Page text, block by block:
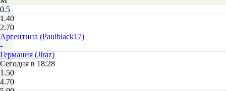
0.5
1.40
2.70
Аргентина (Paulblack17)
-
Германия (Jiraz)
Сегодня в 18:28
1.50
4.70